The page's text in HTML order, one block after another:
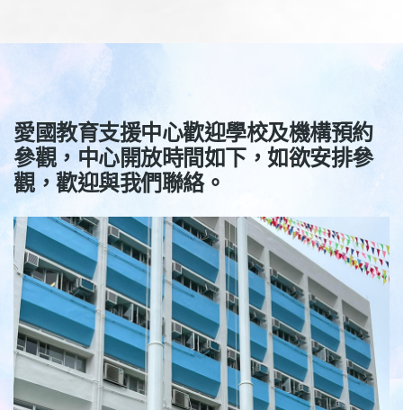
愛國教育支援中心歡迎學校及機構預約
參觀，中心開放時間如下，如欲安排參
觀，歡迎與我們聯絡。